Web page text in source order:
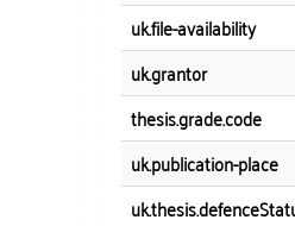
uk.file-availability
uk.grantor
thesis.grade.code
uk.publication-place